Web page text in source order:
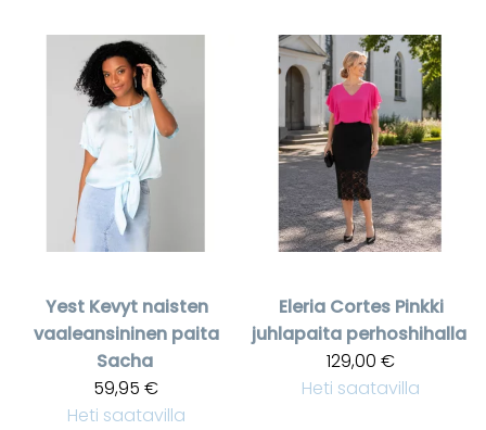
Yest Kevyt naisten
vaaleansininen paita
Sacha
59,95 €
Heti saatavilla
Eleria Cortes Pinkki
juhlapaita perhoshihalla
129,00 €
Heti saatavilla